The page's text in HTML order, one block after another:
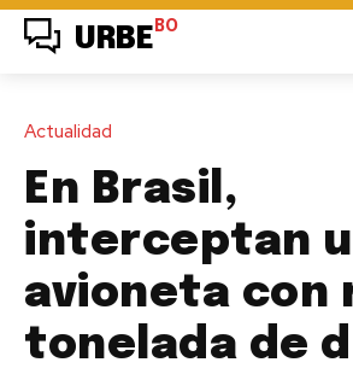
URBE BO
Actualidad
En Brasil,
interceptan
avioneta con
tonelada de